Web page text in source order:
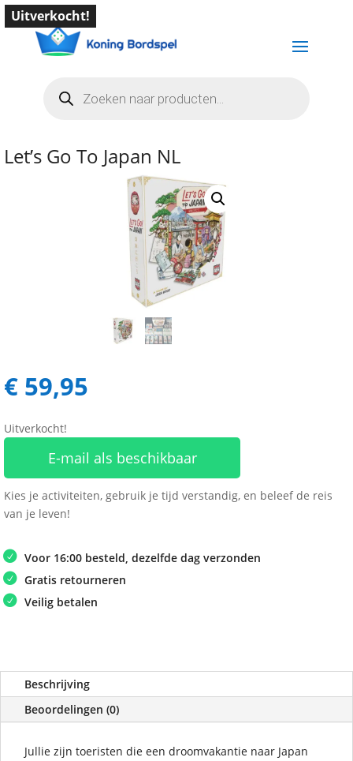
zoeken
Uitverkocht!
Let’s Go To Japan NL
€ 59,95
Uitverkocht!
E-mail als beschikbaar
Kies je activiteiten, gebruik je tijd verstandig, en beleef de reis
van je leven!
Voor 16:00 besteld, dezelfde dag verzonden
Gratis retourneren
Veilig betalen
Beschrijving
Beoordelingen (0)
Jullie zijn toeristen die een droomvakantie naar Japan